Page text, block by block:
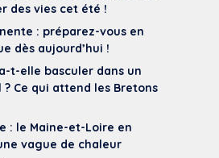
des vies cet été !
: préparez-vous en
dès aujourd’hui !
t-elle basculer dans un
Ce qui attend les Bretons
: le Maine-et-Loire en
vague de chaleur